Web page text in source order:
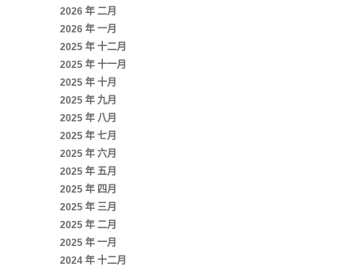
2026 年 二月
2026 年 一月
2025 年 十二月
2025 年 十一月
2025 年 十月
2025 年 九月
2025 年 八月
2025 年 七月
2025 年 六月
2025 年 五月
2025 年 四月
2025 年 三月
2025 年 二月
2025 年 一月
2024 年 十二月